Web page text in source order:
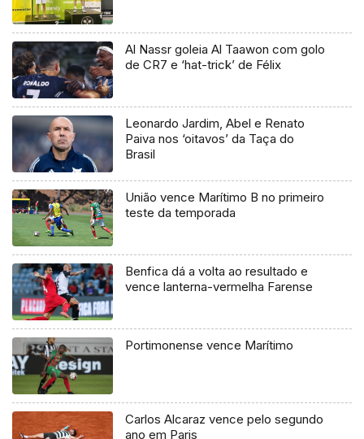
Al Nassr goleia Al Taawon com golo
de CR7 e ‘hat-trick’ de Félix
Leonardo Jardim, Abel e Renato
Paiva nos ‘oitavos’ da Taça do
Brasil
União vence Marítimo B no primeiro
teste da temporada
Benfica dá a volta ao resultado e
vence lanterna-vermelha Farense
Portimonense vence Marítimo
Carlos Alcaraz vence pelo segundo
ano em Paris